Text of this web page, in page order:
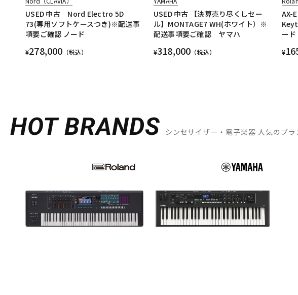
USED 中古 Nord Electro 5D
73(専用ソフトケースつき)※配送事
項要ご確認 ノード
¥278,000 （税込）
USED 中古 【決算売り尽くしセー
ル】MONTAGE7 WH(ホワイト）※
配送事項要ご確認 ヤマハ
¥318,000 （税込）
AX-
ー
¥
HOT BRANDS シンセサイザー・電子楽器 人気のブラ